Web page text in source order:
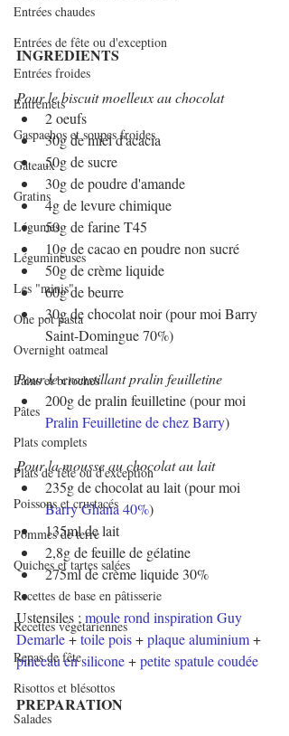
Entrées chaudes
Entrées de fête ou d'exception
Entrées froides
Entremets
Gaspachos et soupes froides
Gâteaux
Gratins
Légumes
Légumineuses
Les "minis"
One pot pasta
Overnight oatmeal
Pains et brioches
Pâtes
Plats complets
Plats de fête ou d'exception
Poissons et crustacés
Pommes de terre
Quiches et tartes salées
Recettes de base en pâtisserie
Recettes végétariennes
Repas de fête
Risottos et blésottos
Salades
INGREDIENTS
Pour le biscuit moelleux au chocolat
2 oeufs
30g de miel d'acacia
50g de sucre
30g de poudre d'amande
4g de levure chimique
50g de farine T45
10g de cacao en poudre non sucré
50g de crème liquide
60g de beurre
30g de chocolat noir (pour moi Barry
Saint-Domingue 70%)
Pour le croustillant pralin feuilletine
200g de pralin feuilletine (pour moi
Pralin Feuilletine de chez Barry)
Pour la mousse au chocolat au lait
235g de chocolat au lait (pour moi
Barry Ghana 40%)
135ml de lait
2,8g de feuille de gélatine
275ml de crème liquide 30%
Ustensiles : moule rond inspiration Guy
Demarle +toile pois+ plaque aluminium+
pinceau en silicone+petite spatule coudée
PREPARATION